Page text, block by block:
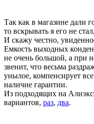
Так как в магазине дали
то вскрывать я его не
И скажу честно,
Емкость выходных
не очень большой, а при
звенит, что весьма
унылое, компенсирует
наличие гарантии.
Из подходящих на
вариантов, раз, два.